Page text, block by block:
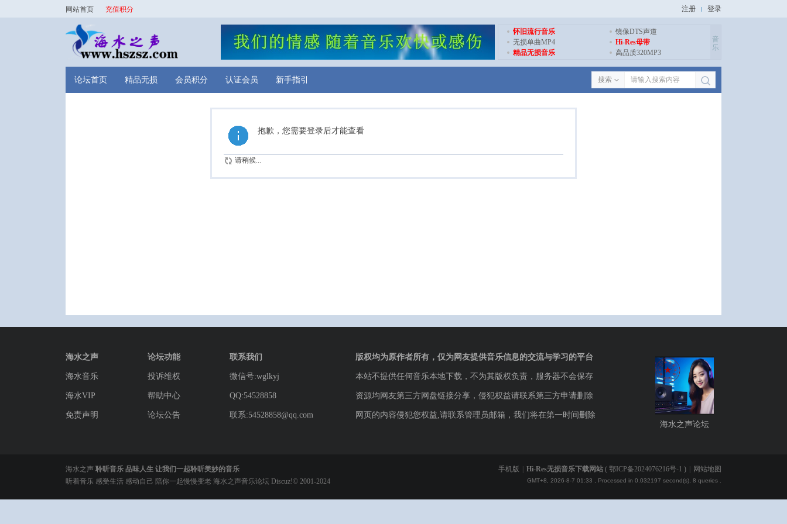
网站首页 充值积分 注册 登录
怀旧流行音乐
镜像DTS声道
无损单曲MP4
Hi-Res母带
精品无损音乐
高品质320MP3
音
乐
论坛首页 精品无损 会员积分 认证会员 新手指引 搜索
抱歉，您需要登录后才能查看
请稍候...
海水之声
海水音乐
海水VIP
免责声明
论坛功能
投诉维权
帮助中心
论坛公告
联系我们
微信号:wglkyj
QQ:54528858
联系:54528858@qq.com
版权均为原作者所有，仅为网友提供音乐信息的交流与学习的平台
本站不提供任何音乐本地下载，不为其版权负责，服务器不会保存
资源均网友第三方网盘链接分享，侵犯权益请联系第三方申请删除
网页的内容侵犯您权益,请联系管理员邮箱，我们将在第一时间删除
海水之声论坛
手机版 Hi-Res无损音乐下载网站 ( 鄂ICP备2024076216号-1 ) 网站地图
GMT+8, 2026-8-7 01:33 , Processed in 0.032197 second(s), 8 queries .
海水之声 聆听音乐 品味人生 让我们一起聆听美妙的音乐
听着音乐 感受生活 感动自己 陪你一起慢慢变老 海水之声音乐论坛 Discuz!© 2001-2024